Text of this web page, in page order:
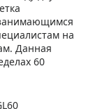
на
Данная
60